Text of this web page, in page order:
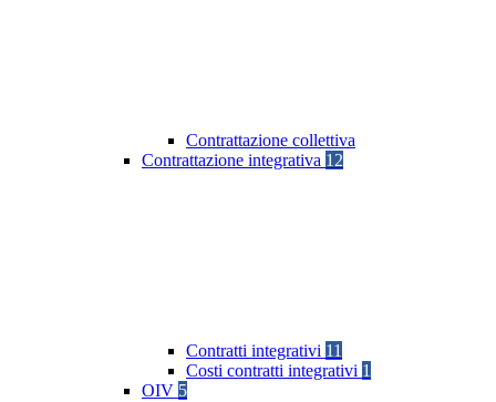
Contrattazione collettiva
Contrattazione integrativa 12
Contratti integrativi 11
Costi contratti integrativi 1
OIV 5